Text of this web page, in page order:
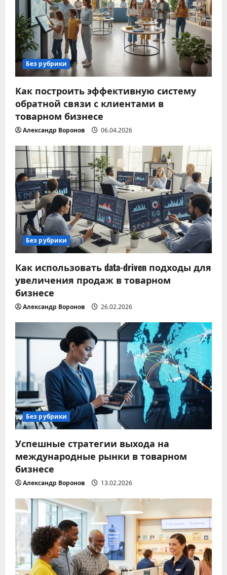
Без рубрики
Как построить эффективную систему
обратной связи с клиентами в
товарном бизнесе
Александр Воронов 06.04.2026
Без рубрики
Как использовать data-driven подходы для
увеличения продаж в товарном
бизнесе
Александр Воронов 26.02.2026
Без рубрики
Успешные стратегии выхода на
международные рынки в товарном
бизнесе
Александр Воронов 13.02.2026